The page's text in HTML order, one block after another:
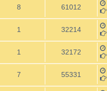
8 61012
1 32214
1 32172
7 55331